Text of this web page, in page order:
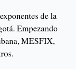
de la
Empezando
MESFIX,